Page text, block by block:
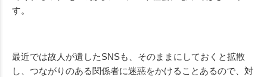
す。
最近では故人が遺したSNSも、そのままにしておくと拡散
し、つながりのある関係者に迷惑をかけることあるので、対